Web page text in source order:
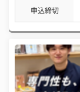
申込締切